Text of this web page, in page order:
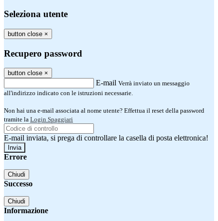
Seleziona utente
button close ×
Recupero password
button close ×
E-mail Verrà inviato un messaggio
all'indirizzo indicato con le istruzioni necessarie.
Non hai una e-mail associata al nome utente? Effettua il reset della password
tramite la Login Spaggiari
E-mail inviata, si prega di controllare la casella di posta elettronica!
Errore
Chiudi
Successo
Chiudi
Informazione